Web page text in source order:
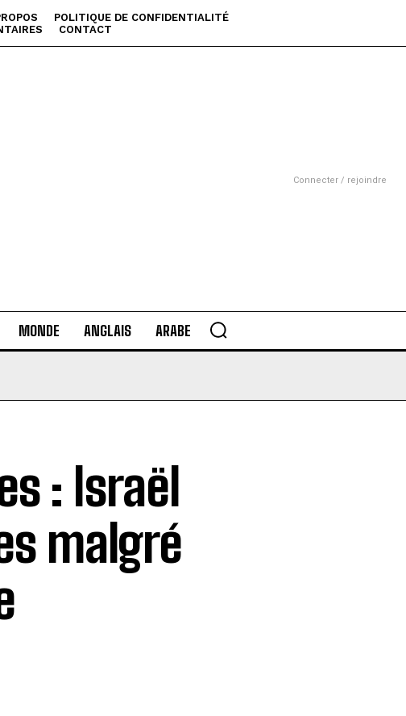
POLITIQUE DE CONFIDENTIALITÉ
CONTACT
Connecter / rejoindre
MONDE ANGLAIS ARABE
: Israël
malgré